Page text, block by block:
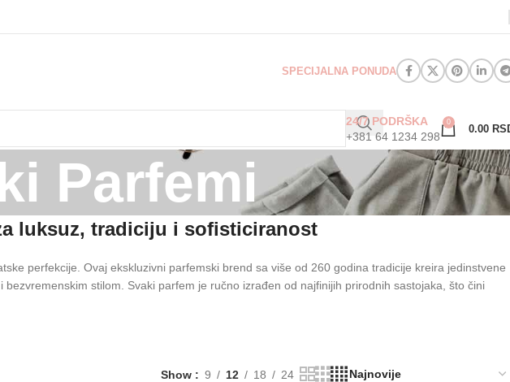
SPECIJALNA PONUDA
24/7 PODRŠKA
+381 64 1234 298
0
0.00
Parfemi
luksuz, tradiciju i sofisticiranost
perfekcije. Ovaj ekskluzivni parfemski brend sa više od 260 godina tradicije kreira jedinstvene
stilom. Svaki parfem je ručno izrađen od najfinijih prirodnih sastojaka, što čini
Show 9 12 18 24